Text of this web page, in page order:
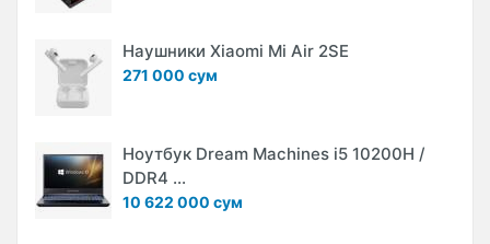
Наушники Xiaomi Mi Air 2SE
271 000 сум
Ноутбук Dream Machines i5 10200H /
DDR4 ...
10 622 000 сум